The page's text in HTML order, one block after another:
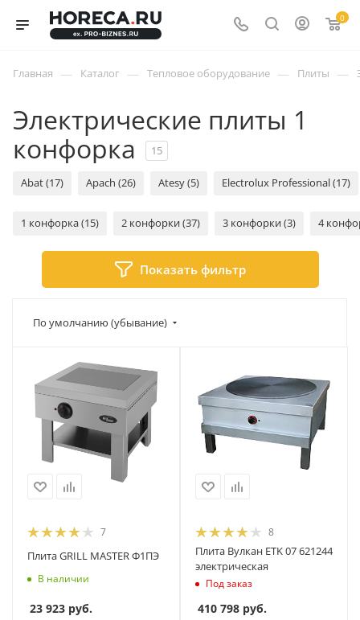
0
Главная — Каталог — Тепловое оборудование — Плиты —
Электрические плиты 1
конфорка
15
Abat (17) Apach (26) Atesy (5) Electrolux Professional (17)
1 конфорка (15) 2 конфорки (37) 3 конфорки (3) 4
Показать фильтр
По умолчанию (убывание)
7
Плита GRILL MASTER Ф1ПЭ
В наличии
23 923 руб.
8
Плита Вулкан ETK 07 621244
электрическая
Под заказ
410 798 руб.